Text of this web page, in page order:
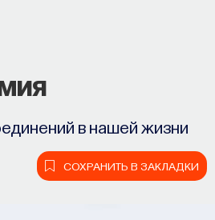
в нашей жизни
СОХРАНИТЬ В ЗАКЛАДКИ